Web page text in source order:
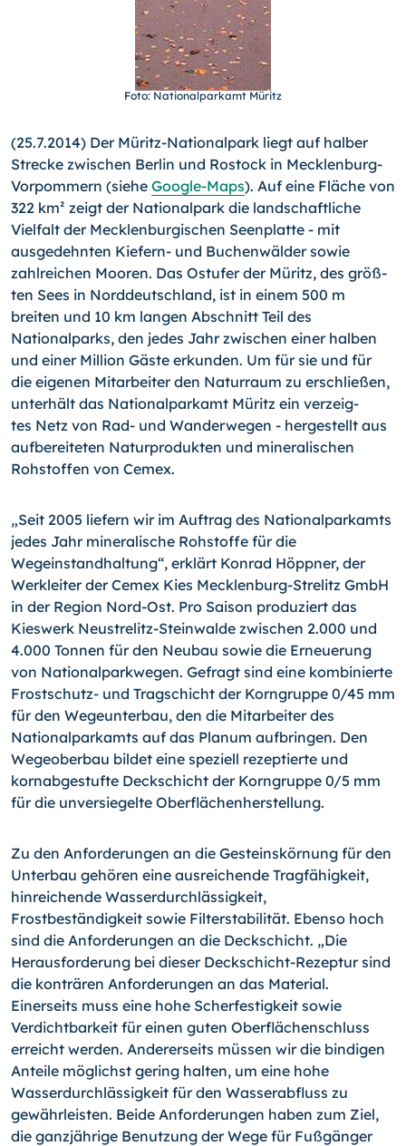
Foto: Nationalparkamt Müritz
(25.7.2014) Der Müritz-Nationalpark liegt auf halber
Strecke zwischen Berlin und Rostock in Mecklenburg-
Vorpommern (sie­he Google-Maps). Auf eine Fläche von
322 km² zeigt der Na­tionalpark die landschaftliche
Vielfalt der Mecklenburgischen Seenplatte - mit
ausgedehnten Kiefern- und Buchenwälder sowie
zahlreichen Mooren. Das Ostufer der Müritz, des größ­
ten Sees in Norddeutschland, ist in einem 500 m
breiten und 10 km langen Abschnitt Teil des
Nationalparks, den jedes Jahr zwischen einer halben
und einer Million Gäste erkunden. Um für sie und für
die eigenen Mitarbeiter den Naturraum zu er­schließen,
unterhält das Nationalparkamt Müritz ein verzeig­
tes Netz von Rad- und Wanderwegen - hergestellt aus
auf­bereiteten Naturprodukten und mineralischen
Rohstoffen von Cemex.
„Seit 2005 liefern wir im Auftrag des Nationalparkamts
jedes Jahr mineralische Rohstoffe für die
Wegeinstandhaltung“, er­klärt Konrad Höppner, der
Werkleiter der Cemex Kies Mecklen­burg-Strelitz GmbH
in der Region Nord-Ost. Pro Saison produ­ziert das
Kieswerk Neustrelitz-Steinwalde zwischen 2.000 und
4.000 Tonnen für den Neubau sowie die Erneuerung
von Natio­nalparkwegen. Gefragt sind eine kombinierte
Frostschutz- und Tragschicht der Korngruppe 0/45 mm
für den Wegeunterbau, den die Mitarbeiter des
Nationalparkamts auf das Planum auf­bringen. Den
Wegeoberbau bildet eine speziell rezeptierte und
kornabgestufte Deckschicht der Korngruppe 0/5 mm
für die unversiegelte Oberflächenherstellung.
Zu den Anforderungen an die Gesteinskörnung für den
Unterbau gehören eine ausrei­chende Tragfähigkeit,
hinreichende Wasserdurchlässigkeit,
Frostbeständigkeit sowie Filterstabilität. Ebenso hoch
sind die Anforderungen an die Deckschicht. „Die
Heraus­forderung bei dieser Deckschicht-Rezeptur sind
die konträren Anforderungen an das Material.
Einerseits muss eine hohe Scherfestigkeit sowie
Verdichtbarkeit für einen guten Oberflächenschluss
erreicht werden. Andererseits müssen wir die bindigen
An­teile möglichst gering halten, um eine hohe
Wasserdurchlässigkeit für den Wasserab­fluss zu
gewährleisten. Beide Anforderungen haben zum Ziel,
die ganzjährige Benut­zung der Wege für Fußgänger